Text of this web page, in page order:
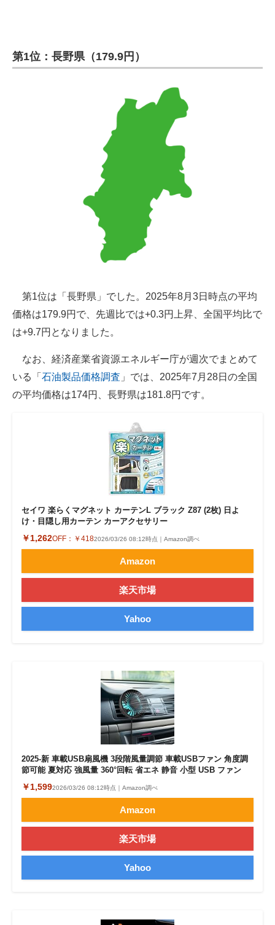
第1位：長野県（179.9円）
第1位は「長野県」でした。2025年8月3日時点の平均
価格は179.9円で、先週比では+0.3円上昇、全国平均比で
は+9.7円となりました。
なお、経済産業省資源エネルギー庁が週次でまとめて
いる「 石油製品価格調査 」では、2025年7月28日の全国
の平均価格は174円、長野県は181.8円です。
セイワ 楽らくマグネット カーテンL ブラック Z87 (2枚) 日よ
け・目隠し用カーテン カーアクセサリー
￥1,262OFF： ￥4182026/03/26 08:12時点｜Amazon調べ
Amazon
楽天市場
Yahoo
2025-新 車載USB扇風機 3段階風量調節 車載USBファン 角度調
節可能 夏対応 強風量 360°回転 省エネ 静音 小型 USB ファン
￥1,5992026/03/26 08:12時点｜Amazon調べ
Amazon
楽天市場
Yahoo